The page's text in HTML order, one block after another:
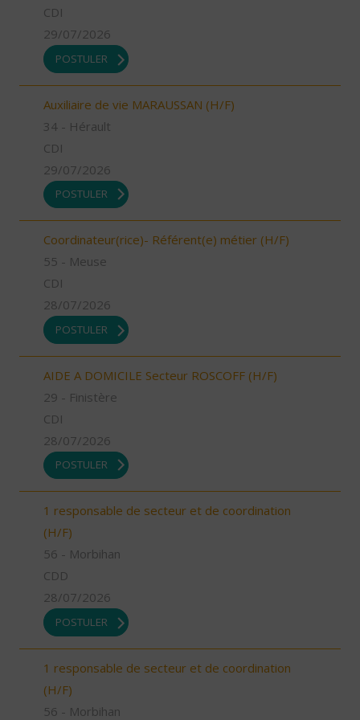
CDI
29/07/2026
POSTULER
Auxiliaire de vie MARAUSSAN (H/F)
34 - Hérault
CDI
29/07/2026
POSTULER
Coordinateur(rice)- Référent(e) métier (H/F)
55 - Meuse
CDI
28/07/2026
POSTULER
AIDE A DOMICILE Secteur ROSCOFF (H/F)
29 - Finistère
CDI
28/07/2026
POSTULER
1 responsable de secteur et de coordination
(H/F)
56 - Morbihan
CDD
28/07/2026
POSTULER
1 responsable de secteur et de coordination
(H/F)
56 - Morbihan